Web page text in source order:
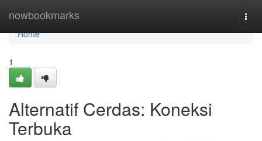
nowbookmarks
Home
Home
1
Alternatif Cerdas: Koneksi
Terbuka